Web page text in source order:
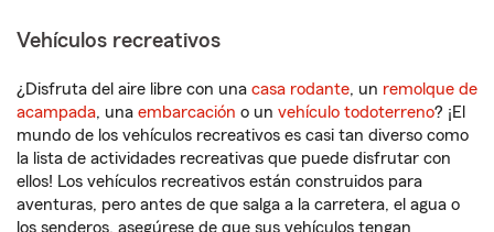
Vehículos recreativos
¿Disfruta del aire libre con una casa rodante, un remolque de
acampada, una embarcación o un vehículo todoterreno? ¡El
mundo de los vehículos recreativos es casi tan diverso como
la lista de actividades recreativas que puede disfrutar con
ellos! Los vehículos recreativos están construidos para
aventuras, pero antes de que salga a la carretera, el agua o
los senderos, asegúrese de que sus vehículos tengan